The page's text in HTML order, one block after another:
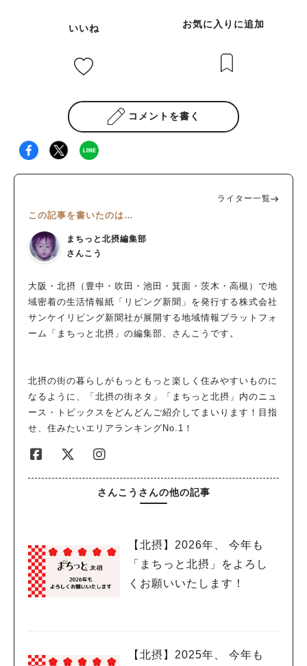
いいね お気に入りに追加
コメントを書く
ライター一覧
この記事を書いたのは…
まちっと北摂編集部
さんこう
大阪・北摂（豊中・吹田・池田・箕面・茨木・高槻）で地
域密着の生活情報紙「リビング新聞」を発行する株式会社
サンケイリビング新聞社が展開する地域情報プラットフォ
ーム「まちっと北摂」の編集部、さんこうです。
北摂の街の暮らしがもっともっと楽しく住みやすいものに
なるように、「北摂の街ネタ」「まちっと北摂」内のニュ
ース・トピックスをどんどんご紹介してまいります！目指
せ、住みたいエリアランキングNo.1！
さんこうさんの他の記事
【北摂】2026年、 今年も
「まちっと北摂」をよろし
くお願いいたします！
【北摂】2025年、 今年も